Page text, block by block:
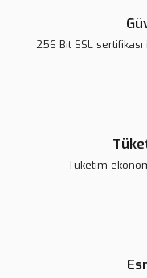
256 Bit SSL
Tüketim